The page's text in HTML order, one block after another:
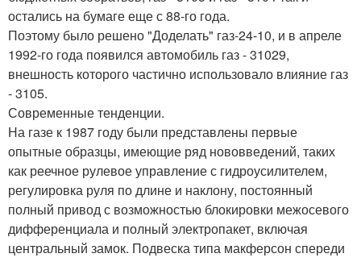
остались на бумаге еще с 88-го года.
Поэтому было решено "Доделать" газ-24-10, и в апреле
1992-го года появился автомобиль газ - 31029,
внешность которого частично использовало влияние газ
- 3105.
Современные тенденции.
На газе к 1987 году были представлены первые
опытные образцы, имеющие ряд нововведений, таких
как реечное рулевое управление с гидроусилителем,
регулировка руля по длине и наклону, постоянный
полный привод с возможностью блокировки межосевого
дифференциала и полный электропакет, включая
центральный замок. Подвеска типа макферсон спереди